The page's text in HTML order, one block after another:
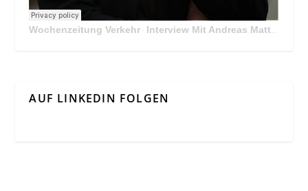
Wochenzeitung Verkehr · Interview Mit Andreas Matthä, CEO der ÖBB Holding
AUF LINKEDIN FOLGEN